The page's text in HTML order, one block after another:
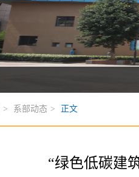
> 系部动态 > 正文
“绿色低碳建